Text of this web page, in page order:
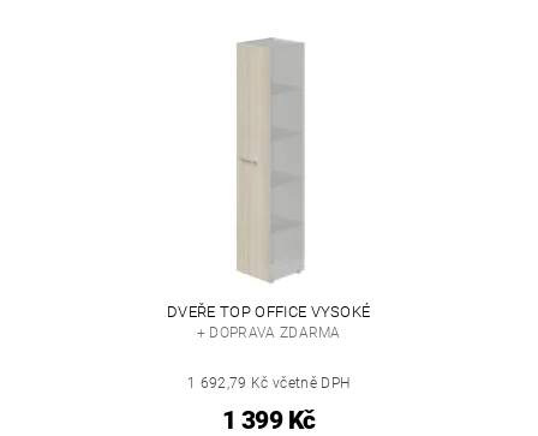
DVEŘE TOP OFFICE VYSOKÉ
+ DOPRAVA ZDARMA
1 692,79 Kč včetně DPH
1 399 Kč